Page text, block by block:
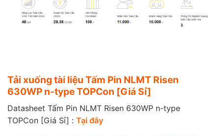
Tải xuống tài liệu Tấm Pin NLMT Risen
630WP n-type TOPCon [Giá Sỉ]
Datasheet Tấm Pin NLMT Risen 630WP n-type
TOPCon [Giá Sỉ] : Tại đây